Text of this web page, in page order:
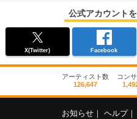
公式アカウント
X(Twitter) Facebook
アーティスト数
126,647
コン
お知らせ ヘルプ